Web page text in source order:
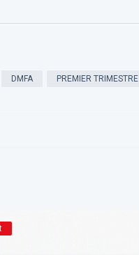
DMFA PREMIER TRIMESTRE